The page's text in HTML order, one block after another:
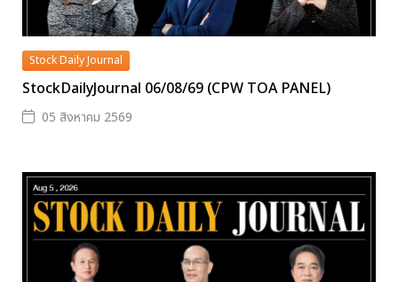
Stock Daily Journal
StockDailyJournal 06/08/69 (CPW TOA PANEL)
05 สิงหาคม 2569